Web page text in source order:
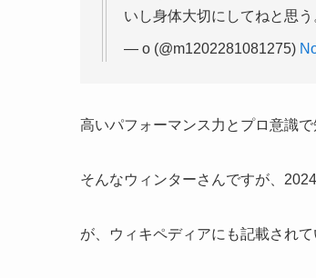
いし身体大切にしてねと思う
— o (@m1202281081275)
高いパフォーマンス力とプロ意識で
そんなウィンターさんですが、
が、ウィキペディアにも記載されて